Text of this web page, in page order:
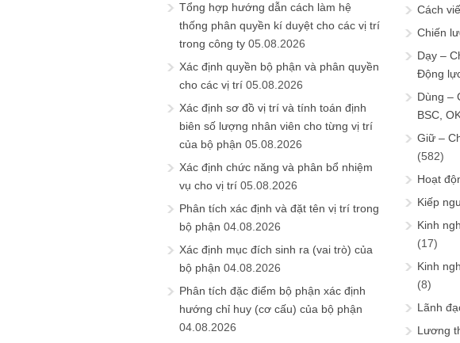
Tổng hợp hướng dẫn cách làm hệ
thống phân quyền kí duyệt cho các vị trí
trong công ty 05.08.2026
Xác định quyền bộ phận và phân quyền
cho các vị trí 05.08.2026
Xác định sơ đồ vị trí và tính toán định
biên số lượng nhân viên cho từng vị trí
của bộ phận 05.08.2026
Xác định chức năng và phân bổ nhiệm
vụ cho vị trí 05.08.2026
Phân tích xác định và đặt tên vị trí trong
bộ phận 04.08.2026
Xác định mục đích sinh ra (vai trò) của
bộ phận 04.08.2026
Phân tích đặc điểm bộ phận xác định
hướng chỉ huy (cơ cấu) của bộ phận
04.08.2026
Cách
Chiến
Dạy –
Động
Dùng –
BSC,
Giữ –
(582)
Hoạt
Kiếp
Kinh
(17)
Kinh
(8)
Lãnh
Lương